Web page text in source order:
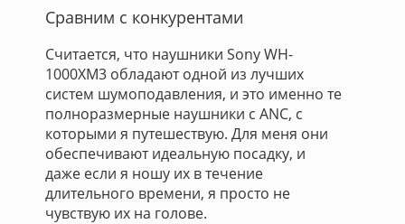
Сравним с конкурентами
Считается, что наушники Sony WH-
1000XM3 обладают одной из лучших
систем шумоподавления, и это именно те
полноразмерные наушники с ANC, с
которыми я путешествую. Для меня они
обеспечивают идеальную посадку, и
даже если я ношу их в течение
длительного времени, я просто не
чувствую их на голове.